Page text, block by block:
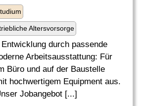
Altersvorsorge
durch passende
Arbeitsausstattung: Für
Büro und auf der Baustelle
hochwertigem Equipment aus.
Jobangebot [...]